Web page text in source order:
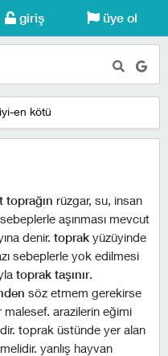
giriş üye ol
en kötü
toprağın rüzgar, su, insan
aşınması mevcut
denir. toprak yüzüyinde
sebeplerle yok edilmesi
toprak taşınır.
söz etmem gerekirse
malesef. arazilerin eğimi
toprak üstünde yer alan
yanlış hayvan